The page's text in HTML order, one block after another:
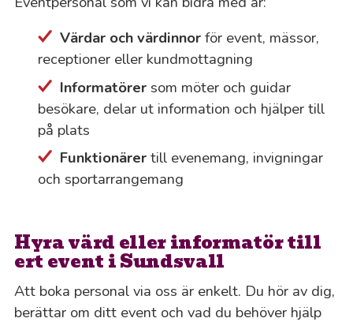
Värdar och värdinnorför event, mässor,
receptioner eller kundmottagning
Informatörersom möter och guidar
besökare, delar ut information och hjälper till
på plats
Funktionärertill evenemang, invigningar
och sportarrangemang
Hyra värd eller informatör till
ert event i Sundsvall
Att boka personal via oss är enkelt. Du hör av dig,
berättar om ditt event och vad du behöver hjälp